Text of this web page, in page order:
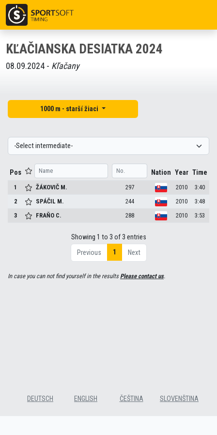
KĽAČIANSKA DESIATKA 2024
08.09.2024 - Kľačany
1000 m - starší žiaci
Pos Nation Year Time
1 ŽÁKOVIČ M. 297 2010
3:40
2
SPÁČIL M. 244 2010
3:48
3
FRAŇO C. 288 2010 3:53
Showing 1 to 3 of 3 entries
Previous
1 Next
In case you can not find yourself in the resultsPlease contact us.
DEUTSCH ENGLISH ČEŠTINA SLOVENŠTINA